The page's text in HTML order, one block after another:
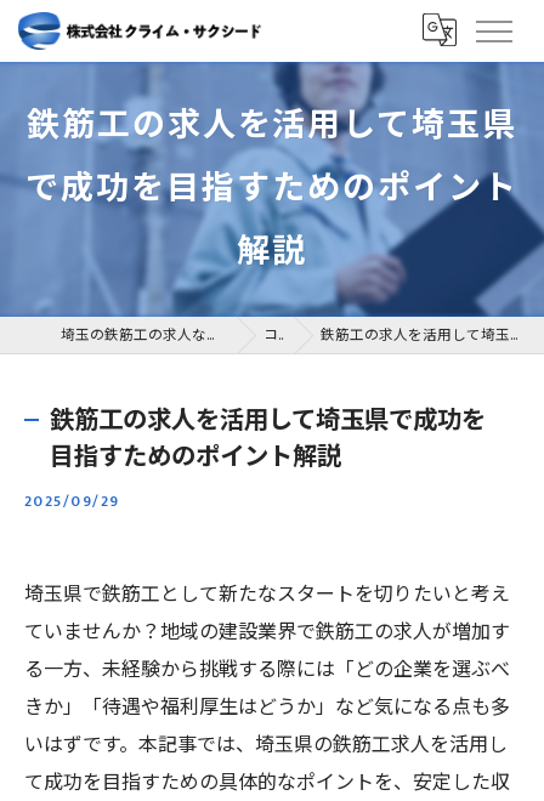
鉄筋工の求人を活用して埼玉県
で成功を目指すためのポイント
解説
埼玉の鉄筋工の求人なら株式会社クライム・サクシード コラム 鉄筋工の求人を活用して埼玉県で成功を目指すためのポイント解説
鉄筋工の求人を活用して埼玉県で成功を
目指すためのポイント解説
2025/09/29
埼玉県で鉄筋工として新たなスタートを切りたいと考え
ていませんか？地域の建設業界で鉄筋工の求人が増加す
る一方、未経験から挑戦する際には「どの企業を選ぶべ
きか」「待遇や福利厚生はどうか」など気になる点も多
いはずです。本記事では、埼玉県の鉄筋工求人を活用し
て成功を目指すための具体的なポイントを、安定した収